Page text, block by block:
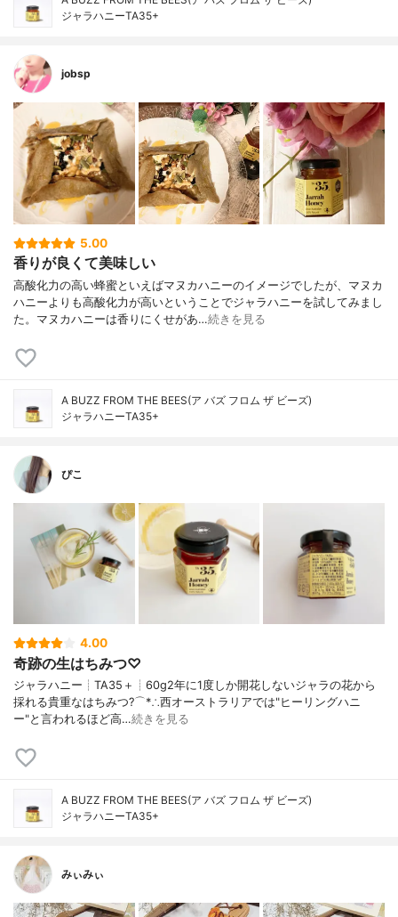
ジャラハニーTA35+
jobsp
5.00
香りが良くて美味しい
高酸化力の高い蜂蜜といえばマヌカハニーのイメージでしたが、マヌカ
ハニーよりも高酸化力が高いということでジャラハニーを試してみまし
た。マヌカハニーは香りにくせがあ…続きを見る
A BUZZ FROM THE BEES(ア バズ フロム ザ ビーズ)
ジャラハニーTA35+
ぴこ
4.00
奇跡の生はちみつ♡
ジャラハニー┊︎TA35＋┊︎60g2年に1度しか開花しないジャラの花から
採れる貴重なはちみつ?⌒︎*∴西オーストラリアでは"ヒーリングハニ
ー"と言われるほど高…続きを見る
A BUZZ FROM THE BEES(ア バズ フロム ザ ビーズ)
ジャラハニーTA35+
みぃみぃ